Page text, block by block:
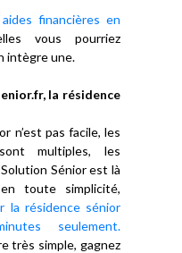
financières en
vous pourriez
intègre une.
la résidence
n’est pas facile, les
multiples, les
Sénior est là
toute simplicité,
la résidence sénior
seulement.
très simple, gagnez